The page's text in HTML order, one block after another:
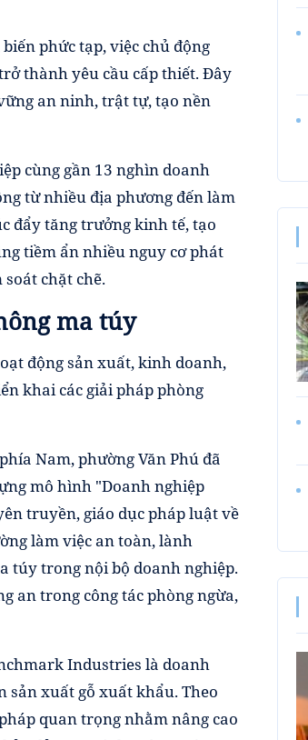
phức tạp, việc chủ động
thành yêu cầu cấp thiết. Đây
an ninh, trật tự, tạo nền
cùng gần 13 nghìn doanh
từ nhiều địa phương đến làm
đẩy tăng trưởng kinh tế, tạo
tiềm ẩn nhiều nguy cơ phát
chặt chẽ.
ma túy
động sản xuất, kinh doanh,
khai các giải pháp phòng
Nam, phường Văn Phú đã
mô hình "Doanh nghiệp
truyền, giáo dục pháp luật về
làm việc an toàn, lành
túy trong nội bộ doanh nghiệp.
an trong công tác phòng ngừa,
Industries là doanh
sản xuất gỗ xuất khẩu. Theo
quan trọng nhằm nâng cao